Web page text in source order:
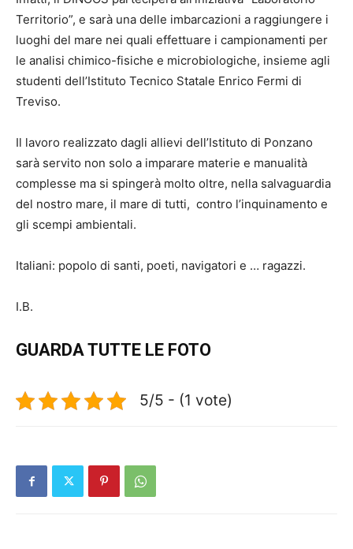
Territorio”, e sarà una delle imbarcazioni a raggiungere i
luoghi del mare nei quali effettuare i campionamenti per
le analisi chimico-fisiche e microbiologiche, insieme agli
studenti dell’Istituto Tecnico Statale Enrico Fermi di
Treviso.
Il lavoro realizzato dagli allievi dell’Istituto di Ponzano
sarà servito non solo a imparare materie e manualità
complesse ma si spingerà molto oltre, nella salvaguardia
del nostro mare, il mare di tutti, contro l’inquinamento e
gli scempi ambientali.
Italiani: popolo di santi, poeti, navigatori e … ragazzi.
I.B.
GUARDA TUTTE LE FOTO
5/5 - (1 vote)